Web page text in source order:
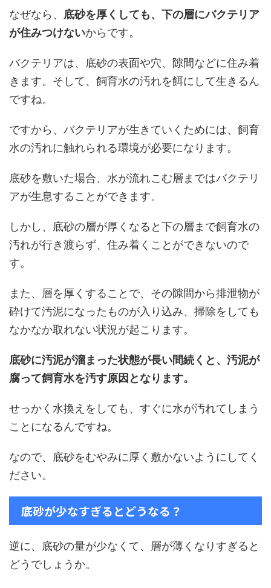
なぜなら、 底砂を厚くしても、下の層にバクテリア
が住みつけないからです。
バクテリアは、底砂の表面や穴、隙間などに住み着
きます。そして、飼育水の汚れを餌にして生きるん
ですね。
ですから、バクテリアが生きていくためには、飼育
水の汚れに触れられる環境が必要になります。
底砂を敷いた場合、水が流れこむ層まではバクテリ
アが生息することができます。
しかし、底砂の層が厚くなると下の層まで飼育水の
汚れが行き渡らず、住み着くことができないので
す。
また、層を厚くすることで、その隙間から排泄物が
砕けて汚泥になったものが入り込み、掃除をしても
なかなか取れない状況が起こります。
底砂に汚泥が溜まった状態が長い間続くと、汚泥が
腐って飼育水を汚す原因となります。
せっかく水換えをしても、すぐに水が汚れてしまう
ことになるんですね。
なので、底砂をむやみに厚く敷かないようにしてく
ださい。
底砂が少なすぎるとどうなる？
逆に、底砂の量が少なくて、層が薄くなりすぎると
どうでしょうか。